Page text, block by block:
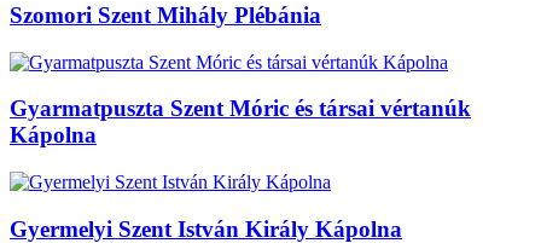
Szomori Szent Mihály Plébánia
Gyarmatpuszta Szent Móric és társai vértanúk
Kápolna
Gyermelyi Szent István Király Kápolna